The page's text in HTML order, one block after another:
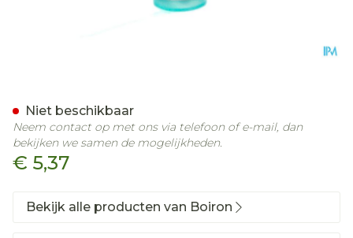
€ 5,37
Niet beschikbaar
Neem contact op met ons via telefoon of e-mail, dan
bekijken we samen de mogelijkheden.
Bekijk alle producten van Boiron